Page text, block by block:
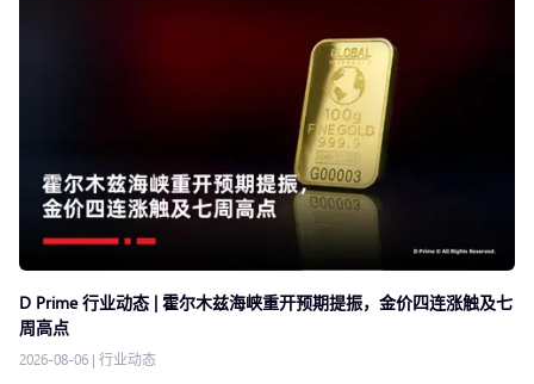
D Prime 行业动态 | 霍尔木兹海峡重开预期提振，金价四连涨触及七
周高点
2026-08-06 | 行业动态